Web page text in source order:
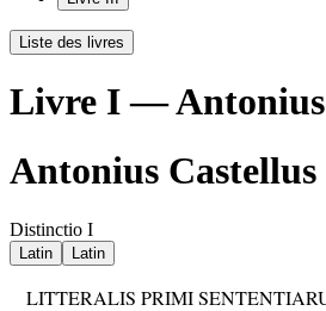
Liste des livres
Livre I — Antonius
Antonius
Distinctio I
Latin Latin
LITTERALIS PRIMI